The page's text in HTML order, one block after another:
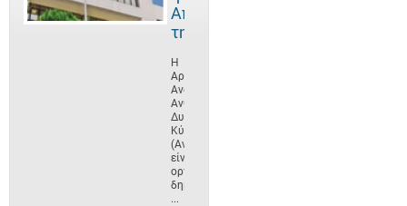
Αποστολή
της
Η
Αρχή
Ανάπτυξης
Ανθρώπινου
Δυναμικού
Κύπρου
(ΑνΑΔ)
είναι
οργανισμός
δημοσίου
...